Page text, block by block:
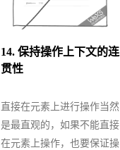
14. 保持操作上下文的连
贯性
直接在元素上进行操作当然
是最直观的，如果不能直接
在元素上操作，也要保证操